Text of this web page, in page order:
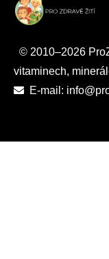
© 2010–2026
vitaminech,
E-mail: